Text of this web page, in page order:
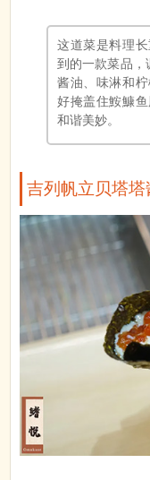
这道菜是料理
到的一款菜品，
酱油、味淋和
好掩盖住鮟鱇
和谐美妙。
吉列帆立贝塔塔